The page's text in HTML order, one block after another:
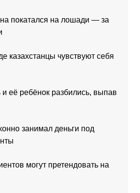
покатался на лошади — за
казахстанцы чувствуют себя
её ребёнок разбились, выпав
занимал деньги под
могут претендовать на